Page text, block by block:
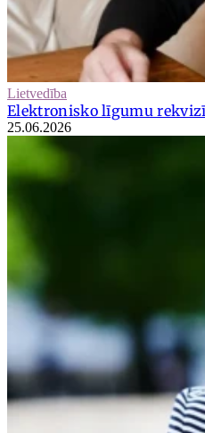
Lietvedība
Elektronisko līgumu
25.06.2026